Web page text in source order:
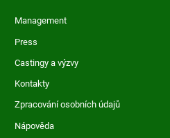
Management
Press
Castingy a výzvy
Kontakty
Zpracování osobních údajů
Nápověda